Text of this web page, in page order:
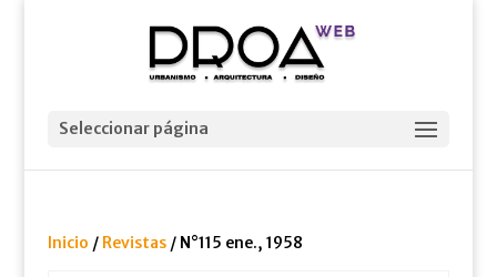
Seleccionar página
Inicio / Revistas/ N°115 ene., 1958